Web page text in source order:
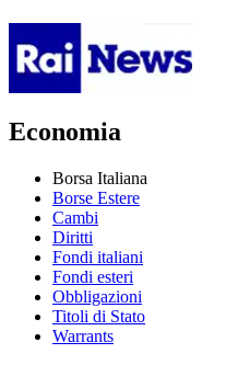
Economia
Borsa Italiana
Borse Estere
Cambi
Diritti
Fondi italiani
Fondi esteri
Obbligazioni
Titoli di Stato
Warrants